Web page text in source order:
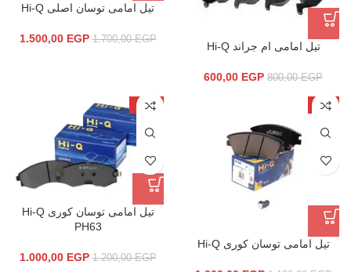
تيل امامى ام جراند Hi-Q
800,00EGP
600,00 EGP
تيل امامى توسان اصلى Hi-Q
1.700,00EGP
1.500,00 EGP
-9%
تيل امامى توسان كورى Hi-Q
-17%
تيل امامى توسان كورى Hi-Q
PH63
1.200,00EGP
1.000,00 EGP